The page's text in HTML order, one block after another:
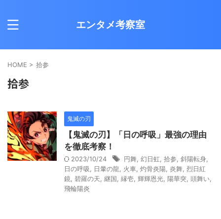
エンタメ考察室
HOME > 拾参
拾参
鬼滅の刃
【鬼滅の刃】「日の呼吸」最強の理由
を徹底考察！
2023/10/24 円舞 幻日虹 拾参 斜陽転身
日の呼吸
日暈の龍 火車 灼骨炎陽 炎舞 烈日紅
鏡
碧羅の天 継国 縁壱 輝輝恩光 陽華突 頭舞い
飛輪陽炎